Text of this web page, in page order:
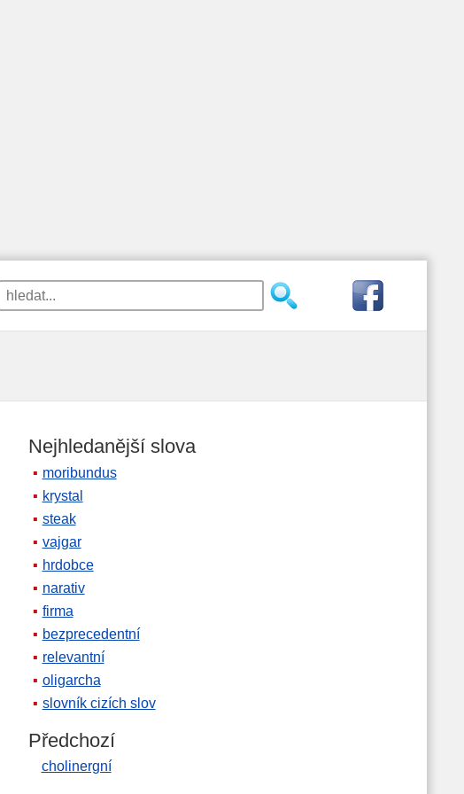
Nejhledanější slova
moribundus
krystal
steak
vajgar
hrdobce
narativ
firma
bezprecedentní
relevantní
oligarcha
slovník cizích slov
Předchozí
cholinergní